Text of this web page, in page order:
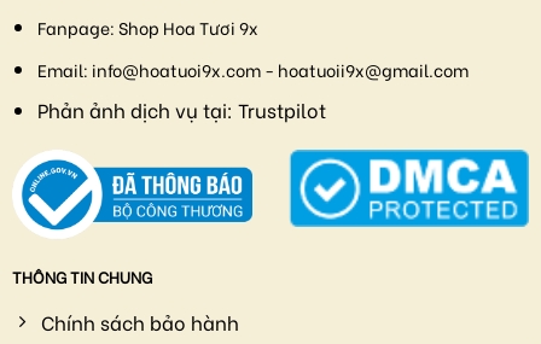
Fanpage:Shop Hoa Tươi 9x
Email: info@hoatuoi9x.com - hoatuoii9x@gmail.com
Phản ảnh dịch vụ tại: Trustpilot
THÔNG TIN CHUNG
Chính sách bảo hành